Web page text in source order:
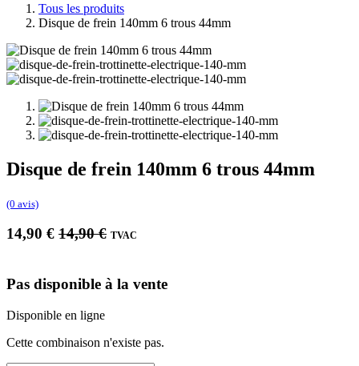
Tous les produits
Disque de frein 140mm 6 trous 44mm
Disque de frein 140mm 6 trous 44mm
(0 avis)
14,90 € 14,90€ TVAC
Pas disponible à la vente
Disponible en ligne
Cette combinaison n'existe pas.